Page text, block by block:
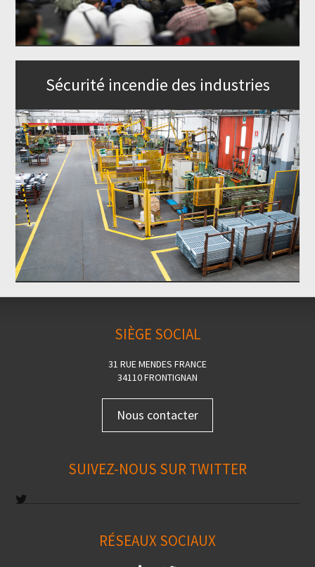
Sécurité incendie des industries
SIÈGE SOCIAL
31 RUE MENDES FRANCE
34110 FRONTIGNAN
Nous contacter
SUIVEZ-NOUS SUR TWITTER
RÉSEAUX SOCIAUX